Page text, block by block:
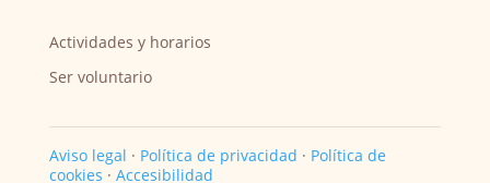
Actividades y horarios
Ser voluntario
Aviso legal · Política de privacidad · Política de
cookies · Accesibilidad